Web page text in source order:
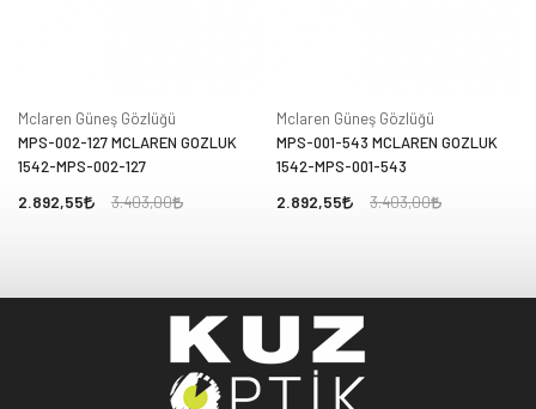
Mclaren Güneş Gözlüğü
MPS-002-127 MCLAREN GOZLUK
1542-MPS-002-127
2.892,55 3.403,00
Mclaren Güneş Gözlüğü
MPS-001-543 MCLAREN GOZLUK
1542-MPS-001-543
2.892,55 3.403,00